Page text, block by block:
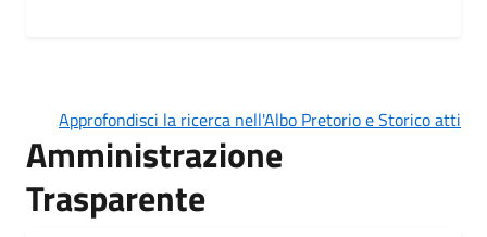
Approfondisci la ricerca nell'Albo Pretorio e Storico atti
Amministrazione
Trasparente